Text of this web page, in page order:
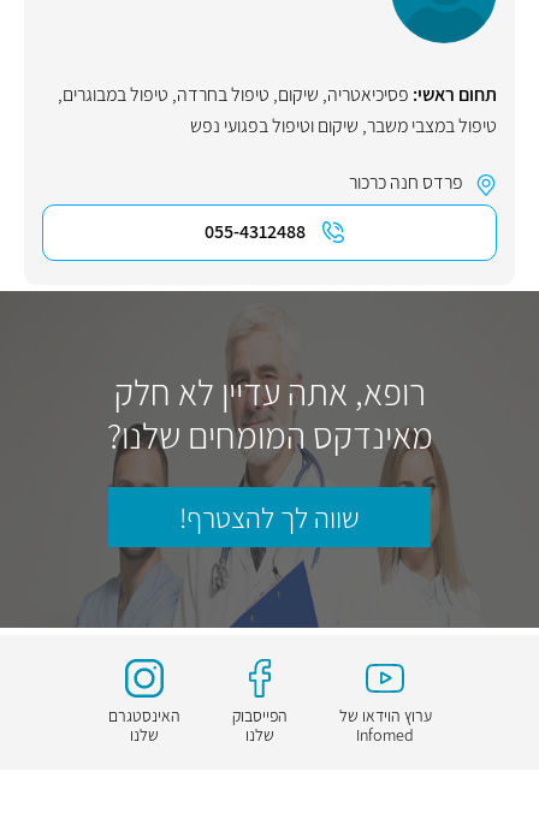
תחום ראשי: פסיכיאטריה, שיקום, טיפול בחרדה, טיפול במבוגרים,
טיפול במצבי משבר, שיקום וטיפול בפגועי נפש
פרדס חנה כרכור
055-4312488
רופא, אתה עדיין לא חלק
מאינדקס המומחים שלנו?
שווה לך להצטרף!
ערוץ הוידאו של
Infomed
הפייסבוק
שלנו
האינסטגרם
שלנו